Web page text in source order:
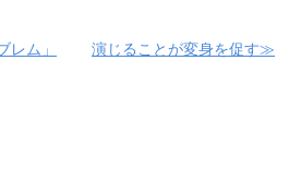
ム」 演じることが変身を促す≫